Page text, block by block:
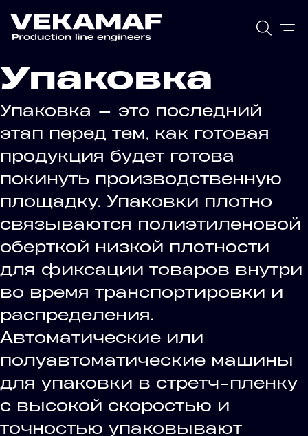
Упаковка
Упаковка — это последний
этап перед тем, как готовая
продукция будет готова
покинуть производственную
площадку. Упаковки плотно
связываются полиэтиленовой
оберткой низкой плотности
для фиксации товаров внутри
во время транспортировки и
распределения.
Автоматические или
полуавтоматические машины
для упаковки в стретч-пленку
с высокой скоростью и
точностью упаковывают